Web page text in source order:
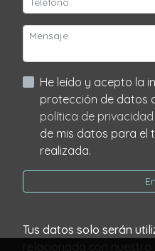
He leído y acepto la información básica sobre
política de privacidad
de mis datos para el
realizada.
Tus datos solo serán